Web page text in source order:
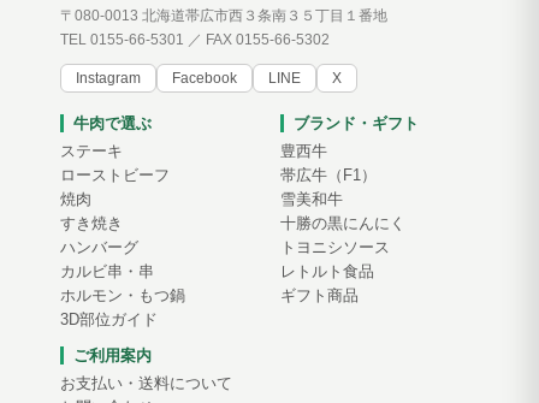
〒080-0013 北海道帯広市西３条南３５丁目１番地
TEL 0155-66-5301 ／ FAX 0155-66-5302
Instagram Facebook LINE X
牛肉で選ぶ
ステーキ
ローストビーフ
焼肉
すき焼き
ハンバーグ
カルビ串・串
ホルモン・もつ鍋
3D部位ガイド
ブランド・ギフト
豊西牛
帯広牛（F1）
雪美和牛
十勝の黒にんにく
トヨニシソース
レトルト食品
ギフト商品
ご利用案内
お支払い・送料について